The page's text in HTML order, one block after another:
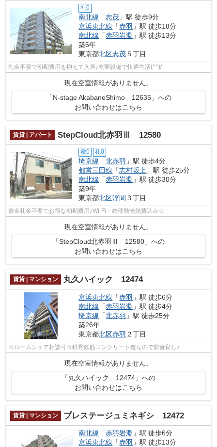
礼0
南北線 「志茂 」駅 徒歩9分
京浜東北線 「赤羽 」駅 徒歩18分
南北線 「赤羽岩淵 」駅 徒歩13分
築6年
東京都北区志茂５丁目
礼金不要で初期費用を抑えて入居♪充実設備で快適生活(^^)/
現在空室情報がありません。
「N-stage AkabaneShimo 12635」への
お問い合わせはこちら
賃貸 | アパート StepCloud北赤羽Ⅲ 12580
敷0 礼0
埼京線 「北赤羽 」駅 徒歩4分
都営三田線 「志村坂上 」駅 徒歩25分
南北線 「赤羽岩淵 」駅 徒歩30分
築9年
東京都北区浮間 ３丁目
敷金礼金不要でお得な初期費用♪Wi-Fi・総移動光熱費込み☆
現在空室情報がありません。
「StepCloud北赤羽Ⅲ 12580」への
お問い合わせはこちら
賃貸 | マンション 丸久ハイック 12474
京浜東北線 「赤羽 」駅 徒歩6分
南北線 「赤羽岩淵 」駅 徒歩4分
埼京線 「北赤羽 」駅 徒歩25分
築26年
東京都北区赤羽 ２丁目
☆ルームシェア相談可☆鉄骨鉄筋コンクリート造なので防音良し♪
現在空室情報がありません。
「丸久ハイック 12474」への
お問い合わせはこちら
賃貸 | マンション プレステージュミネギシ 12472
南北線 「赤羽岩淵 」駅 徒歩6分
京浜東北線 「赤羽 」駅 徒歩13分